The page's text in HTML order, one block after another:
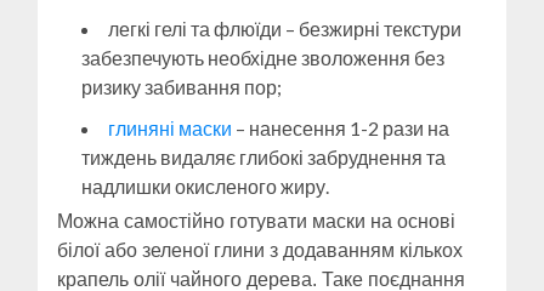
легкі гелі та флюїди – безжирні текстури
забезпечують необхідне зволоження без
ризику забивання пор;
глиняні маски – нанесення 1-2 рази на
тиждень видаляє глибокі забруднення та
надлишки окисленого жиру.
Можна самостійно готувати маски на основі
білої або зеленої глини з додаванням кількох
крапель олії чайного дерева. Таке поєднання